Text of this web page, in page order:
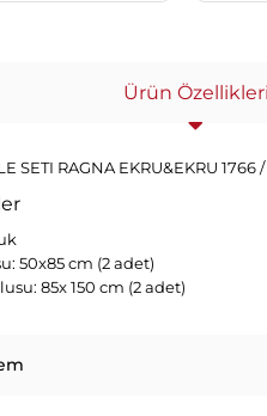
Ürün Özellikleri
SETI RAGNA EKRU&EKRU 1766
50x85 cm (2 adet)
85x 150 cm (2 adet)